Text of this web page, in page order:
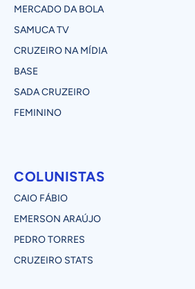
MERCADO DA BOLA
SAMUCA TV
CRUZEIRO NA MÍDIA
BASE
SADA CRUZEIRO
FEMININO
COLUNISTAS
CAIO FÁBIO
EMERSON ARAÚJO
PEDRO TORRES
CRUZEIRO STATS